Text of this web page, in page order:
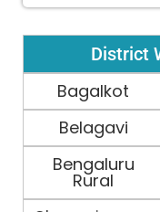
District
Bagalkot
Belagavi
Bengaluru
Rural